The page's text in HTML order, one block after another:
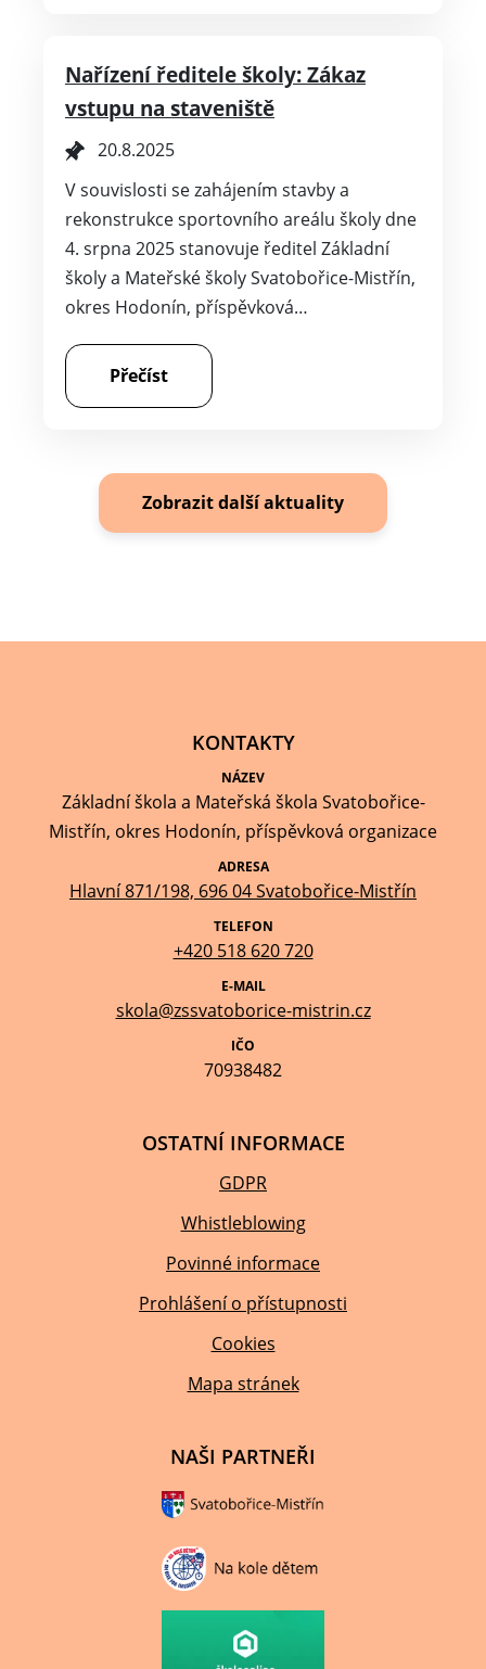
Nařízení ředitele školy: Zákaz
vstupu na staveniště
20.8.2025
V souvislosti se zahájením stavby a
rekonstrukce sportovního areálu školy dne
4. srpna 2025 stanovuje ředitel Základní
školy a Mateřské školy Svatobořice-Mistřín,
okres Hodonín, příspěvková…
Přečíst
Zobrazit další aktuality
KONTAKTY
NÁZEV
Základní škola a Mateřská škola Svatobořice-
Mistřín, okres Hodonín, příspěvková organizace
ADRESA
Hlavní 871/198, 696 04 Svatobořice-Mistřín
TELEFON
+420 518 620 720
E-MAIL
skola@zssvatoborice-mistrin.cz
IČO
70938482
OSTATNÍ INFORMACE
GDPR
Whistleblowing
Povinné informace
Prohlášení o přístupnosti
Cookies
Mapa stránek
NAŠI PARTNEŘI